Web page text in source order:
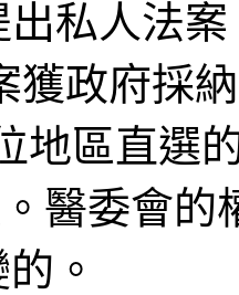
出私人法
獲政府採
地區直選
醫委會的
。